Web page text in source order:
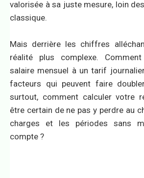
valorisée à sa juste mesure, loin
classique.
Mais derrière les chiffres
réalité plus complexe. Comment
salaire mensuel à un tarif
facteurs qui peuvent faire
surtout, comment calculer votre
être certain de ne pas y perdre au
charges et les périodes sans
compte ?